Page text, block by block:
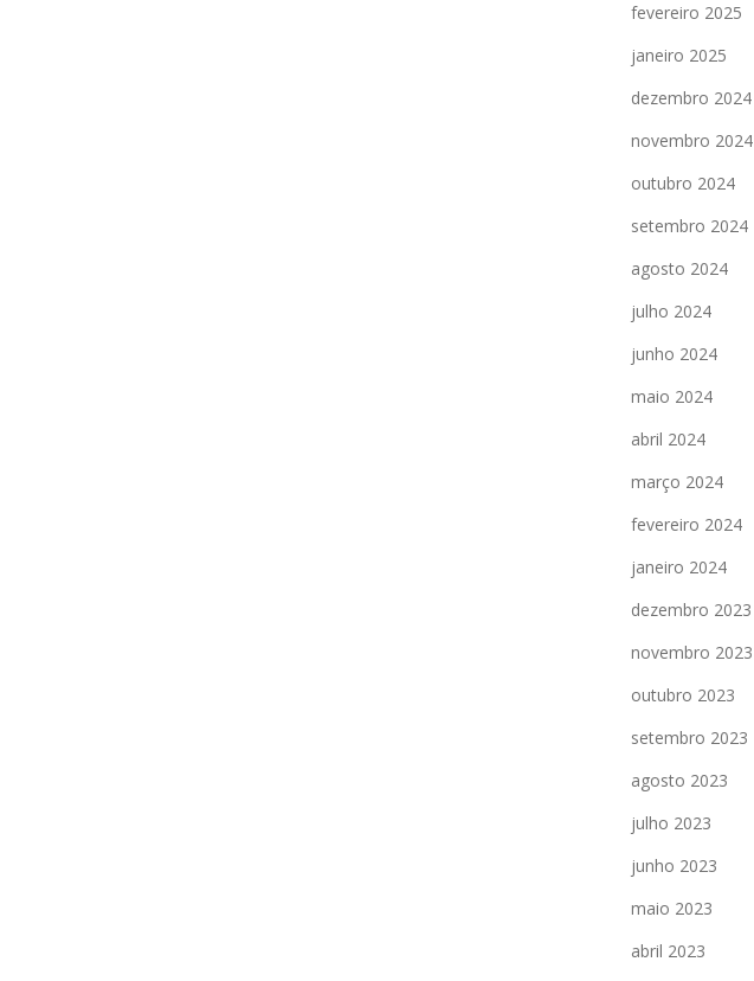
fevereiro 2025
janeiro 2025
dezembro 2024
novembro 2024
outubro 2024
setembro 2024
agosto 2024
julho 2024
junho 2024
maio 2024
abril 2024
março 2024
fevereiro 2024
janeiro 2024
dezembro 2023
novembro 2023
outubro 2023
setembro 2023
agosto 2023
julho 2023
junho 2023
maio 2023
abril 2023